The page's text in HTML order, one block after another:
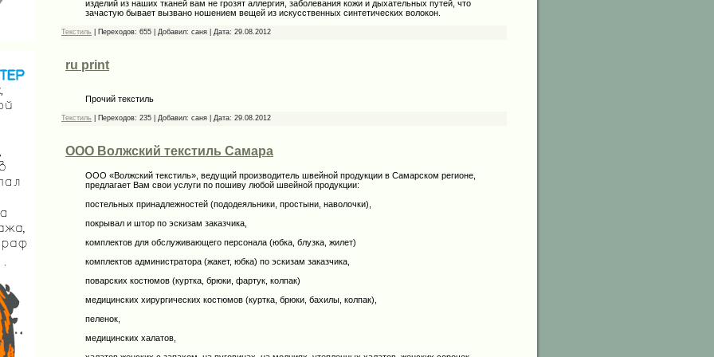
изделий из наших тканей вам не грозят аллергия, заболевания кожи и дыхательных путей, что
зачастую бывает вызвано ношением вещей из искусственных синтетических волокон.
Текстиль Переходов: 655 Добавил: саня Дата: 29.08.2012
ru print
Прочий текстиль
Текстиль Переходов: 235 Добавил: саня Дата: 29.08.2012
ООО Волжский текстиль Самара
ООО «Волжский текстиль», ведущий производитель швейной продукции в Самарском регионе,
предлагает Вам свои услуги по пошиву любой швейной продукции:
постельных принадлежностей (пододеяльники, простыни, наволочки),
покрывал и штор по эскизам заказчика,
комплектов для обслуживающего персонала (юбка, блузка, жилет)
комплектов администратора (жакет, юбка) по эскизам заказчика,
поварских костюмов (куртка, брюки, фартук, колпак)
медицинских хирургических костюмов (куртка, брюки, бахилы, колпак),
пеленок,
медицинских халатов,